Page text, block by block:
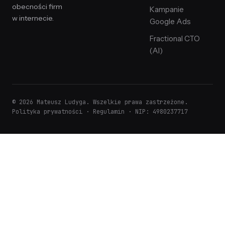
obecności firm
w internecie.
Kampanie
Google Ads
Fractional CTO
(AI)
© 2026 Mateusz Ludyga. Wszelkie prawa zastrzeżone.
Polityka prywatności · Regulamin · NIP: 4980237717